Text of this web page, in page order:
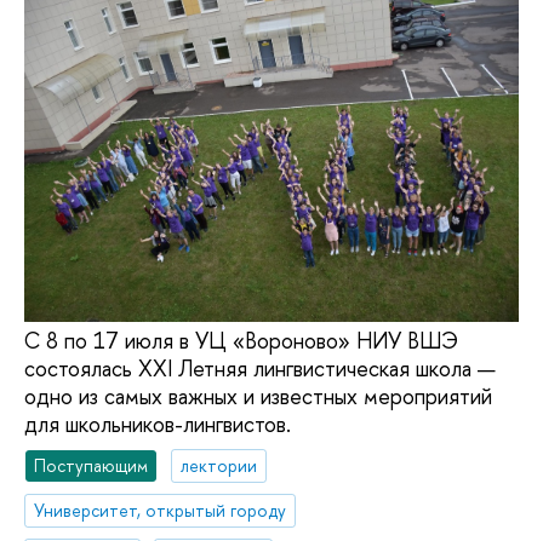
С 8 по 17 июля в УЦ «Вороново» НИУ ВШЭ
состоялась XXI Летняя лингвистическая школа —
одно из самых важных и известных мероприятий
для школьников-лингвистов.
Поступающим
лектории
Университет, открытый городу